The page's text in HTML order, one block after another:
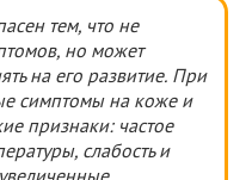
тем, что не
но может
на его развитие. При
симптомы на коже и
признаки: частое
слабость и